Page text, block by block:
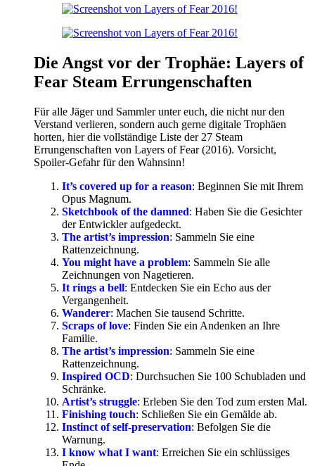
Die Angst vor der Trophäe: Layers of
Fear Steam Errungenschaften
Für alle Jäger und Sammler unter euch, die nicht nur den
Verstand verlieren, sondern auch gerne digitale Trophäen
horten, hier die vollständige Liste der 27 Steam
Errungenschaften von Layers of Fear (2016). Vorsicht,
Spoiler-Gefahr für den Wahnsinn!
It’s covered up for a reason: Beginnen Sie mit Ihrem
Opus Magnum.
Sketchbook of the damned: Haben Sie die Gesichter
der Entwickler aufgedeckt.
The artist’s impression: Sammeln Sie eine
Rattenzeichnung.
You might have a problem: Sammeln Sie alle
Zeichnungen von Nagetieren.
It rings a bell: Entdecken Sie ein Echo aus der
Vergangenheit.
Wanderer: Machen Sie tausend Schritte.
Scraps of love: Finden Sie ein Andenken an Ihre
Familie.
The artist’s impression: Sammeln Sie eine
Rattenzeichnung.
Inspired OCD: Durchsuchen Sie 100 Schubladen und
Schränke.
Artist’s struggle: Erleben Sie den Tod zum ersten Mal.
Finishing touch: Schließen Sie ein Gemälde ab.
Instinct of self-preservation: Befolgen Sie die
Warnung.
I know what I want: Erreichen Sie ein schlüssiges